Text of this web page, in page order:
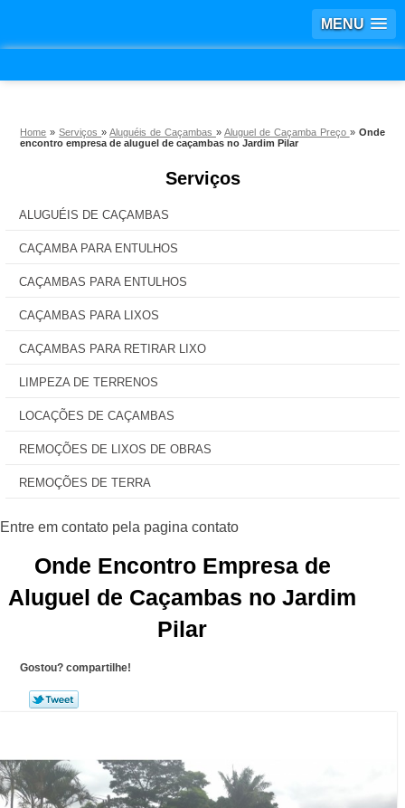
MENU
Home »Serviços»Aluguéis de Caçambas » Aluguel de Caçamba Preço » Onde
encontro empresa de aluguel de caçambas no Jardim Pilar
Serviços
ALUGUÉIS DE CAÇAMBAS
CAÇAMBA PARA ENTULHOS
CAÇAMBAS PARA ENTULHOS
CAÇAMBAS PARA LIXOS
CAÇAMBAS PARA RETIRAR LIXO
LIMPEZA DE TERRENOS
LOCAÇÕES DE CAÇAMBAS
REMOÇÕES DE LIXOS DE OBRAS
REMOÇÕES DE TERRA
Onde Encontro Empresa de
Aluguel de Caçambas no Jardim
Pilar
Gostou? compartilhe!